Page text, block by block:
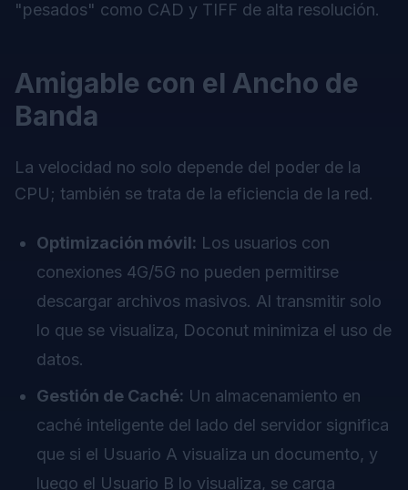
"pesados" como CAD y TIFF de alta resolución.
Amigable con el Ancho de
Banda
La velocidad no solo depende del poder de la
CPU; también se trata de la eficiencia de la red.
Optimización móvil: Los usuarios con
conexiones 4G/5G no pueden permitirse
descargar archivos masivos. Al transmitir solo
lo que se visualiza, Doconut minimiza el uso de
datos.
Gestión de Caché: Un almacenamiento en
caché inteligente del lado del servidor significa
que si el Usuario A visualiza un documento, y
luego el Usuario B lo visualiza, se carga